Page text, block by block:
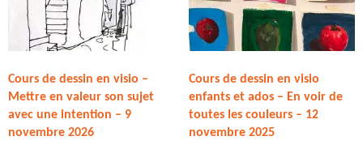
Cours de dessin en visio –
Mettre en valeur son sujet
avec une intention – 9
novembre 2026
Cours de dessin en visio
enfants et ados – En voir de
toutes les couleurs – 12
novembre 2025